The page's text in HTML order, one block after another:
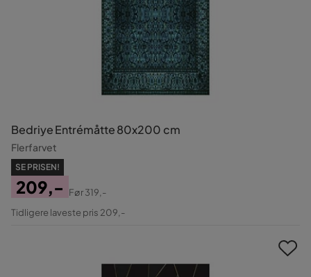
Bedriye Entrémåtte 80x200 cm
Flerfarvet
SE PRISEN!
Pris
209,-
Original
Før319,-
Tidligere laveste pris 209,-